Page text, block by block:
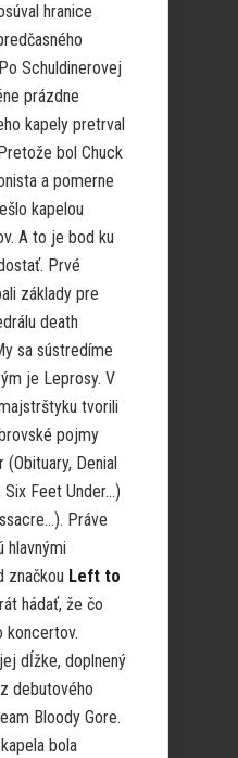
hranice
Schuldinerovej
prázdne
kapely pretrval
bol Chuck
a pomerne
kapelou
A to je bod ku
Prvé
základy pre
death
sa sústredíme
je Leprosy. V
tvorili
pojmy
Denial
Six Feet Under…)
Práve
hlavnými
značkou Left to
hádať, že čo
koncertov.
dĺžke, doplnený
debutového
Bloody Gore.
bola